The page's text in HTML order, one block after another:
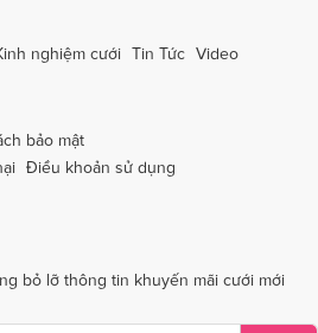
Dịch vụ cưới tại Thanh Hóa
Huế
Dịch vụ cưới tại Trà Vinh
TàuDịch vụ cưới tại Bắc Giang
nghiệm cưới Tin Tức Video
bảo mật
Điều khoản sử dụng
bỏ lỡ thông tin khuyến mãi cưới mới